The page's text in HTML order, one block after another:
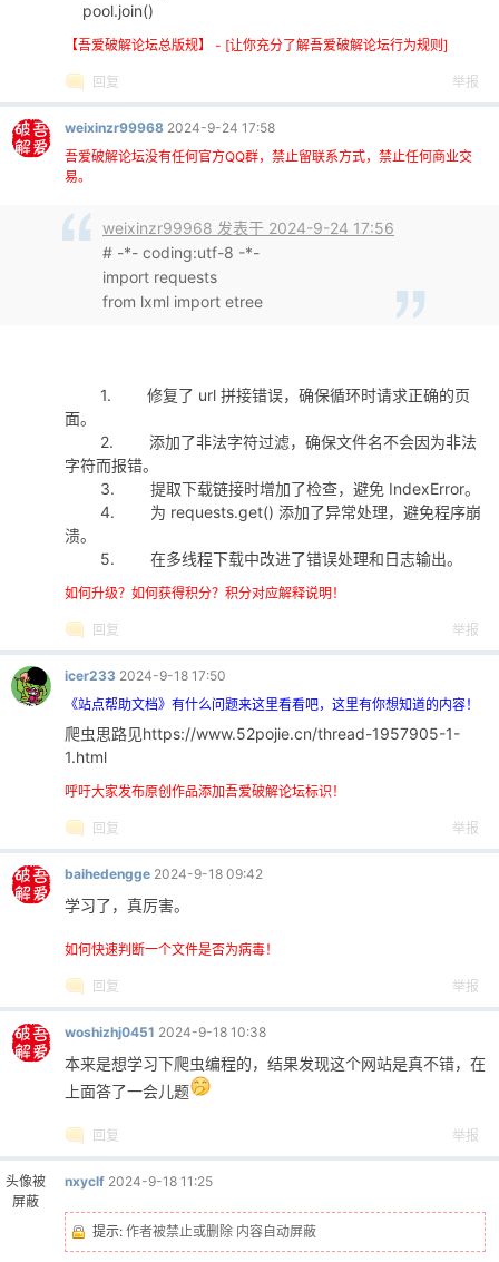
pool.join()
【吾爱破解论坛总版规】 - [让你充分了解吾爱破解论坛行为规则]
回复 举报
weixinzr99968 2024-9-24 17:58
吾爱破解论坛没有任何官方QQ群，禁止留联系方式，禁止任何商业交
易。
weixinzr99968 发表于 2024-9-24 17:56
# -*- coding:utf-8 -*-
import requests
from lxml import etree
1. 修复了 url 拼接错误，确保循环时请求正确的页
面。
2. 添加了非法字符过滤，确保文件名不会因为非法
字符而报错。
3. 提取下载链接时增加了检查，避免 IndexError。
4. 为 requests.get() 添加了异常处理，避免程序崩
溃。
5. 在多线程下载中改进了错误处理和日志输出。
如何升级？如何获得积分？积分对应解释说明！
回复 举报
icer233 2024-9-18 17:50
《站点帮助文档》有什么问题来这里看看吧，这里有你想知道的内容！
爬虫思路见https://www.52pojie.cn/thread-1957905-1-
1.html
呼吁大家发布原创作品添加吾爱破解论坛标识！
回复 举报
baihedengge 2024-9-18 09:42
学习了，真厉害。
如何快速判断一个文件是否为病毒！
回复 举报
woshizhj0451 2024-9-18 10:38
本来是想学习下爬虫编程的，结果发现这个网站是真不错，在
上面答了一会儿题
回复 举报
头像被
屏蔽
nxyclf 2024-9-18 11:25
提示: 作者被禁止或删除 内容自动屏蔽